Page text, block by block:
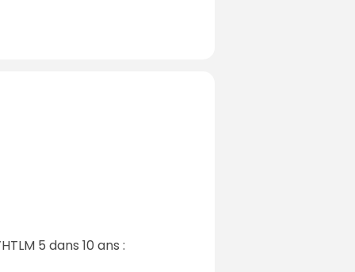
5 dans 10 ans :